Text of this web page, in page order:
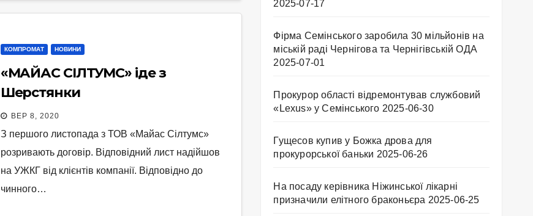
КОМПРОМАТ НОВИНИ
«МАЙАС СІЛТУМС» іде з
Шерстянки
ВЕР 8, 2020
З першого листопада з ТОВ «Майас Сілтумс»
розривають договір. Відповідний лист надійшов
на УЖКГ від клієнтів компанії. Відповідно до
чинного…
2025-07-17
Фірма Семінського заробила 30 мільйонів на
міській раді Чернігова та Чернігівській ОДА
2025-07-01
Прокурор області відремонтував службовий
«Lexus» у Семінського 2025-06-30
Гущесов купив у Божка дрова для
прокурорської баньки 2025-06-26
На посаду керівника Ніжинської лікарні
призначили елітного браконьєра 2025-06-25